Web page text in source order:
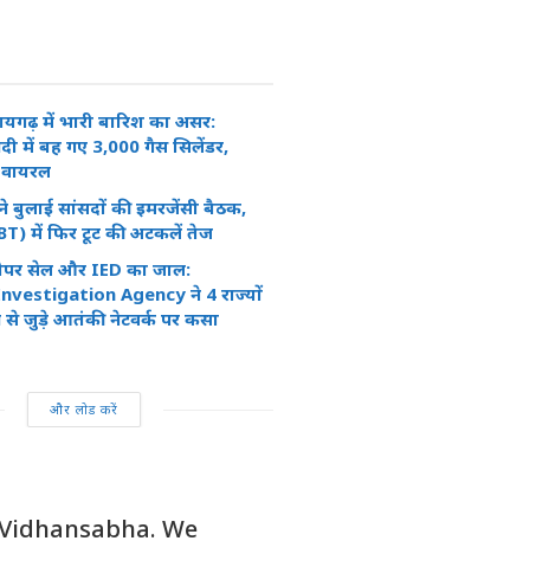
में भारी बारिश का असर:
में बह गए 3,000 गैस सिलेंडर,
बुलाई सांसदों की इमरजेंसी बैठक,
में फिर टूट की अटकलें तेज
सेल और IED का जाल:
Agency ने 4 राज्यों
से जुड़े आतंकी नेटवर्क पर कसा
और लोड करें
We